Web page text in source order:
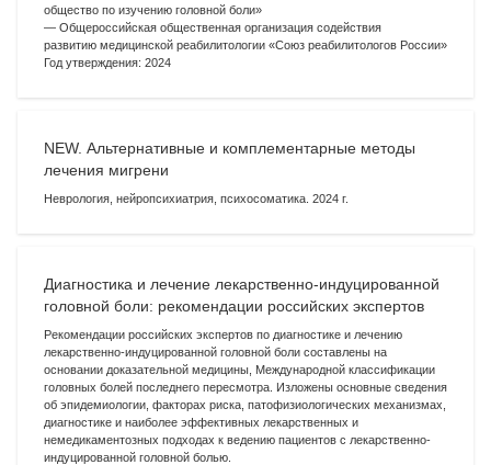
общество по изучению головной боли»
— Общероссийская общественная организация содействия
развитию медицинской реабилитологии «Союз реабилитологов России»
Год утверждения: 2024
NEW. Альтернативные и комплементарные методы
лечения мигрени
Неврология, нейропсихиатрия, психосоматика. 2024 г.
Диагностика и лечение лекарственно-индуцированной
головной боли: рекомендации российских экспертов
Рекомендации российских экспертов по диагностике и лечению
лекарственно-индуцированной головной боли составлены на
основании доказательной медицины, Международной классификации
головных болей последнего пересмотра. Изложены основные сведения
об эпидемиологии, факторах риска, патофизиологических механизмах,
диагностике и наиболее эффективных лекарственных и
немедикаментозных подходах к ведению пациентов с лекарственно-
индуцированной головной болью.